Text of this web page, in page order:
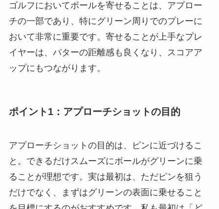
ゴルフにおいてボールを寄せることは、アプロー
チの一部であり、特にグリーン周りでのプレーに
おいて非常に重要です。寄せることが上手なプレ
イヤーは、パターの距離感も良くなり、スコアア
ップにもつながります。
ポイント1：アプローチショットの目的
アプローチショットの目的は、ピンに近づけるこ
と。できるだけスムーズにボールがグリーンに乗
ることが理想です。実は最初は、ただピンを狙う
だけでなく、まずはグリーンの表面に乗せること